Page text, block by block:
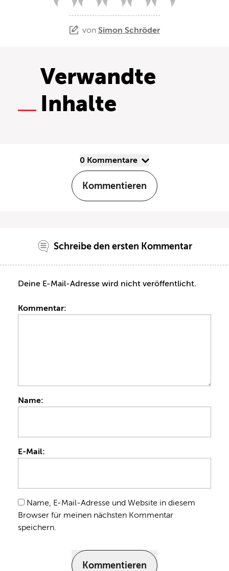
von Simon Schröder
Verwandte
Inhalte
0 Kommentare
Kommentieren
Schreibe den ersten Kommentar
Deine E-Mail-Adresse wird nicht veröffentlicht.
Kommentar:
Name:
E-Mail:
Name, E-Mail-Adresse und Website in diesem
Browser für meinen nächsten Kommentar
speichern.
Kommentieren